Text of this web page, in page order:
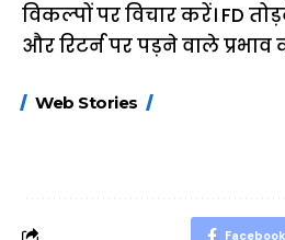
विकल्पों पर विचार करें। FD
और रिटर्न पर पड़ने वाले
Web Stories
FASTag के ये नए
Facebook